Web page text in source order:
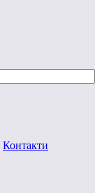
Контакти